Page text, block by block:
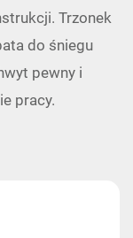
Trzonek
do śniegu
pewny i
pracy.